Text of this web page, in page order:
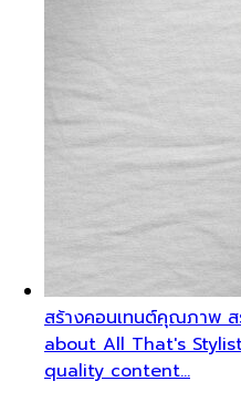
สร้างคอนเทนต์คุณภาพ
about All That's
quality content…